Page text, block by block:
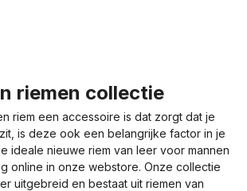
riemen collectie
riem een accessoire is dat zorgt dat je
is deze ook een belangrijke factor in je
ideale nieuwe riem van leer voor mannen
online in onze webstore. Onze collectie
uitgebreid en bestaat uit riemen van